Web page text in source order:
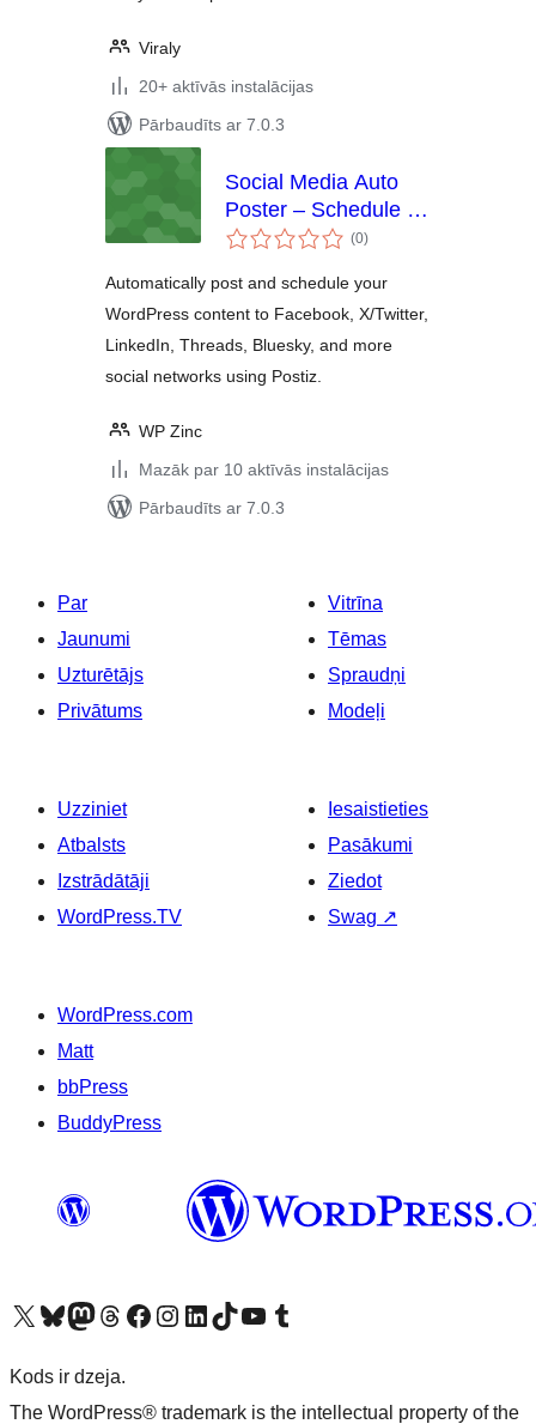
Viraly
20+ aktīvās instalācijas
Pārbaudīts ar 7.0.3
Social Media Auto
Poster – Schedule &
Publish to Postiz
(0vērtējumu
kopsumma
)
Automatically post and schedule your
WordPress content to Facebook, X/Twitter,
LinkedIn, Threads, Bluesky, and more
social networks using Postiz.
WP Zinc
Mazāk par 10 aktīvās instalācijas
Pārbaudīts ar 7.0.3
Par
Jaunumi
Uzturētājs
Privātums
Vitrīna
Tēmas
Spraudņi
Modeļi
Uzziniet
Atbalsts
Izstrādātāji
WordPress.TV
Iesaistieties
Pasākumi
Ziedot
Swag ↗
WordPress.com
Matt
bbPress
BuddyPress
Apmeklējiet mūsu X (agrāk Twitter) kontu
Apmeklējiet mūsu Bluesky kontu
Apmeklējiet mūsu Mastodon kontu
Apmeklējiet mūsu Threads kontu
Apmeklējiet mūsu Facebook lapuApmeklējiet mūsu Instagram kontu
Apmeklējiet mūsu LinkedIn kontu
Apmeklējiet mūsu TikTok kontu
Apmeklējiet mūsu YouTube kanālu
Apmeklējiet mūsu Tumblr kontu
Kods ir dzeja.
The WordPress® trademark is the intellectual property of the